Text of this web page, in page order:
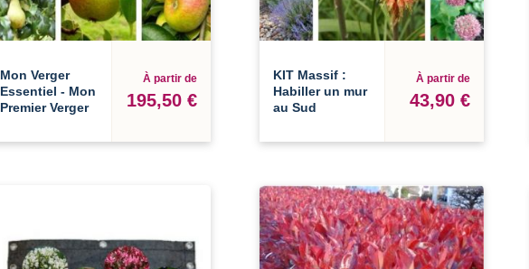
Mon Verger
Essentiel - Mon
Premier Verger
À partir de
195,50 €
KIT Massif :
Habiller un mur
au Sud
À partir de
43,90 €